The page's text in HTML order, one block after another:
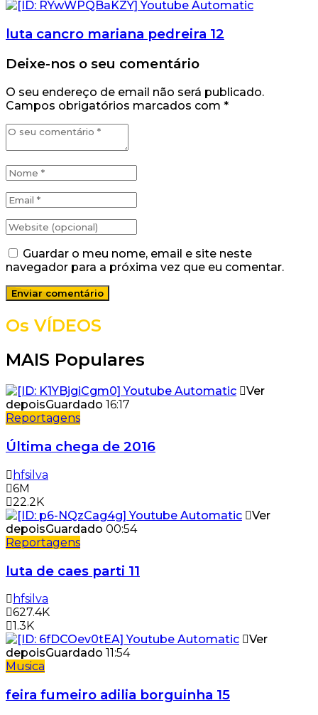
luta cancro mariana pedreira 12
Deixe-nos o seu comentário
O seu endereço de email não será publicado.
Campos obrigatórios marcados com *
Guardar o meu nome, email e site neste
navegador para a próxima vez que eu comentar.
Os VÍDEOS
MAIS Populares
Ver
depoisGuardado 16:17
Reportagens
Última chega de 2016
hfsilva
6M
22.2K
Ver
depoisGuardado 00:54
Reportagens
luta de caes parti 11
hfsilva
627.4K
1.3K
Ver
depoisGuardado 11:54
Musica
feira fumeiro adilia borguinha 15